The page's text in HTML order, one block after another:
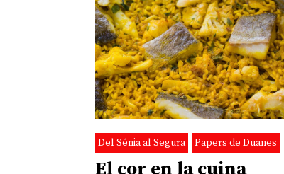
Del Sénia al Segura Papers de Duanes